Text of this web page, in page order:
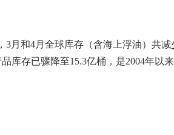
月和4月全球库存（含海上浮油）共减
库存已骤降至15.3亿桶，是2004年以